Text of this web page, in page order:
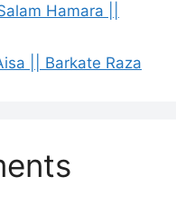
Hamara ||
|| Barkate Raza